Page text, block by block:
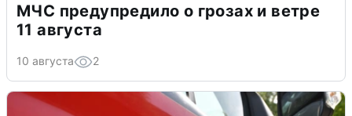
МЧС предупредило о грозах и ветре
11 августа
10 августа 2